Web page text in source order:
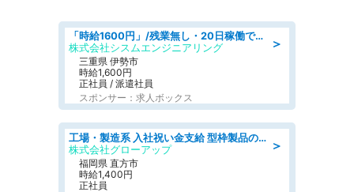
＞
「時給1600円」/残業無し・20日稼働で月収25万円以上可/人物重視の選考/ねじ締めや梱包業務
株式会社シスムエンジニアリング
三重県 伊勢市
時給1,600円
正社員 / 派遣社員
スポンサー：求人ボックス
＞
工場・製造系 入社祝い金支給 型枠製品の補修作業 土日休み
株式会社グローアップ
福岡県 直方市
時給1,400円
正社員